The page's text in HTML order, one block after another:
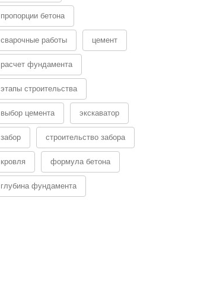
пропорции бетона
сварочные работы цемент
расчет фундамента
этапы строительства
выбор цемента экскаватор
забор строительство забора
кровля формула бетона
глубина фундамента